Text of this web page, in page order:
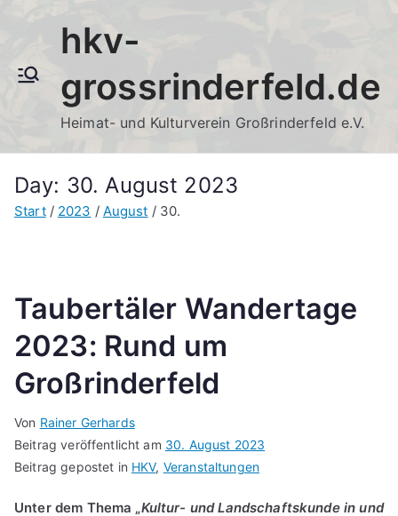
hkv-
grossrinderfeld.de
Heimat- und Kulturverein Großrinderfeld e.V.
Day: 30. August 2023
Start 2023 August 30.
Taubertäler Wandertage
2023: Rund um
Großrinderfeld
Von Rainer Gerhards
Beitrag veröffentlicht am 30. August 2023
Beitrag gepostet in HKV, Veranstaltungen
Unter dem Thema „Kultur- und Landschaftskunde in und